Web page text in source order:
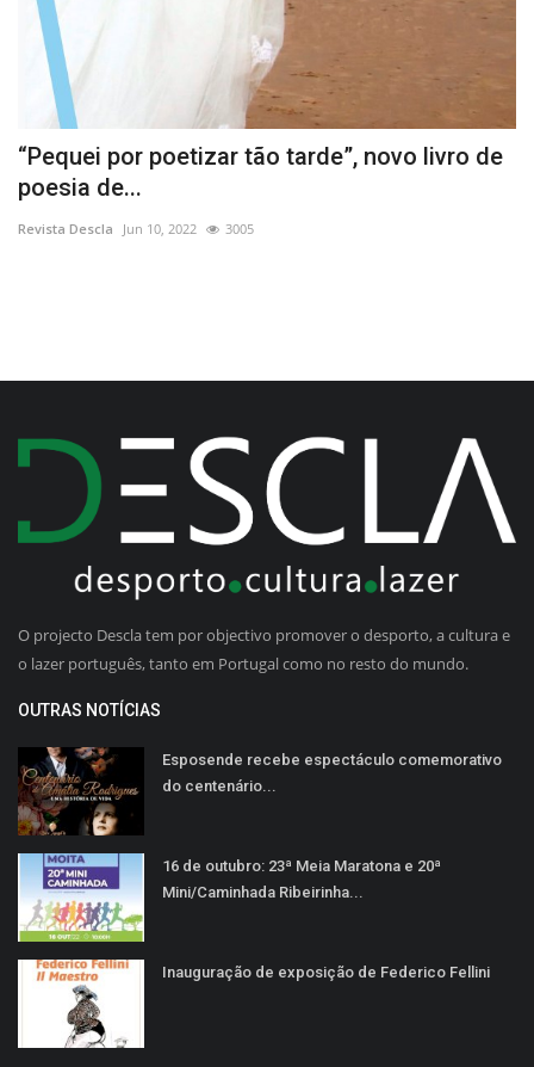
“Pequei por poetizar tão tarde”, novo livro de
poesia de...
Revista Descla Jun 10, 2022 3005
O projecto Descla tem por objectivo promover o desporto, a cultura e
o lazer português, tanto em Portugal como no resto do mundo.
OUTRAS NOTÍCIAS
Esposende recebe espectáculo comemorativo
do centenário...
16 de outubro: 23ª Meia Maratona e 20ª
Mini/Caminhada Ribeirinha...
Inauguração de exposição de Federico Fellini